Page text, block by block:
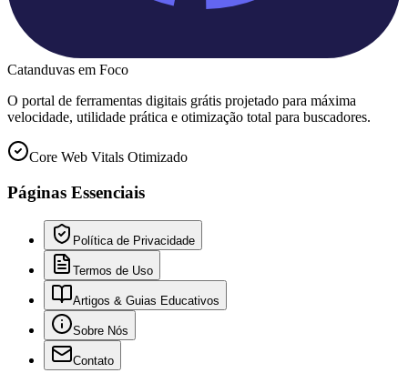
Catanduvas em Foco
O portal de ferramentas digitais grátis projetado para máxima
velocidade, utilidade prática e otimização total para buscadores.
Core Web Vitals Otimizado
Páginas Essenciais
Política de Privacidade
Termos de Uso
Artigos & Guias Educativos
Sobre Nós
Contato